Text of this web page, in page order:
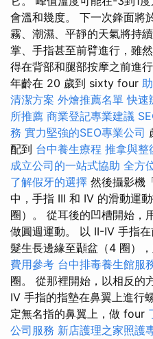
會溫和幾度。 下一次鋒面將
霧、潮濕、平靜的天氣將持
掌、手指甚至前臂進行，雖
得在背部和腿部按摩之前進
年齡在 20 歲到 sixty four
清潔方案 外燴推薦名單 快速
所推薦 商業登記專業建議
務 實力堅強的SEO專業公司
配到 台中養生療程 推拿與整
成立公司的一站式協助 全方
了解假牙的選擇 然後攝影機
中，手指 III 和 IV 的滑動運
圈）。 從耳後的凹槽開始，
做圓週運動。 以 II-IV 手指
髮生長邊緣至顳盆（4 圈）
費用參考 台中排毒養生館服
圈。 從那裡開始，以相反的
IV 手指的指墊在鼻翼上進行
定無名指的鼻翼上，做 four
公司服務 新店護理之家照護